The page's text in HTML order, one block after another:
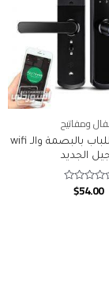
ومفاتيح
مقبض ذكي للباب بالبصمة والـ wifi
الجديد
$54.00